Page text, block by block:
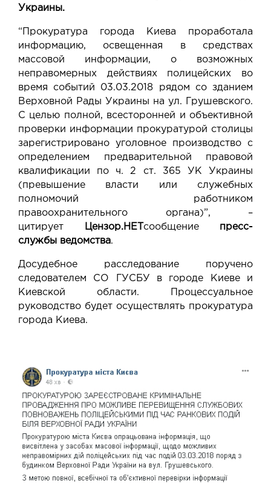
Украины.
“Прокуратура города Киева проработала
информацию, освещенная в средствах
массовой информации, о возможных
неправомерных действиях полицейских во
время событий 03.03.2018 рядом со зданием
Верховной Рады Украины на ул. Грушевского.
С целью полной, всесторонней и объективной
проверки информации прокуратурой столицы
зарегистрировано уголовное производство с
определением предварительной правовой
квалификации по ч. 2 ст. 365 УК Украины
(превышение власти или служебных
полномочий работником
правоохранительного органа)”, –
цитирует
Цензор.НЕТ сообщение пресс-
службы ведомства.
Досудебное расследование поручено
следователем СО ГУСБУ в городе Киеве и
Киевской области. Процессуальное
руководство будет осуществлять прокуратура
города Киева.